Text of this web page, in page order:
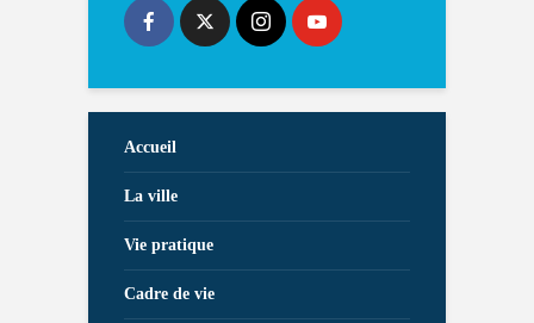
Accueil
La ville
Vie pratique
Cadre de vie